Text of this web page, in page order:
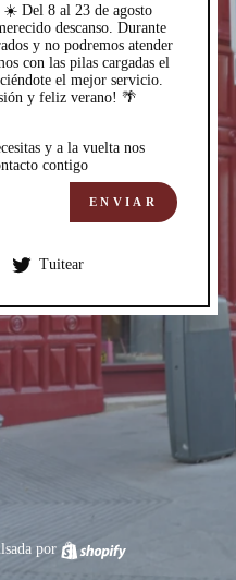
☀️ Del 8 al 23 de agosto
descanso. Durante
y no podremos atender
con las pilas cargadas el
el mejor servicio.
y feliz verano! 🌴
y a la vuelta nos
contigo
ENVIAR
CompartirTuitear
por